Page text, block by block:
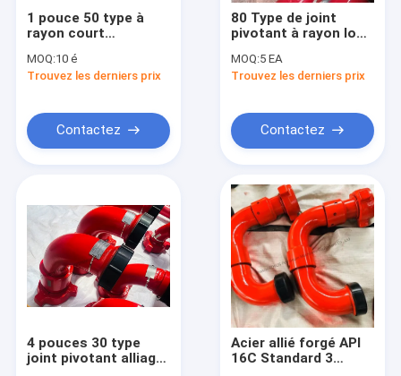
1 pouce 50 type à
rayon court
pivotante API 16C
pression de travail
forage des champs
pétrolifères
MOQ:10 é
Trouvez les derniers prix
Contactez
80 Type de joint
pivotant à rayon long
API 16C Standard
pour le forage des
MOQ:5 EA
Trouvez les derniers prix
Contactez
4 pouces 30 type
joint pivotant alliage
Acier allié forgé API
16C Standard 3